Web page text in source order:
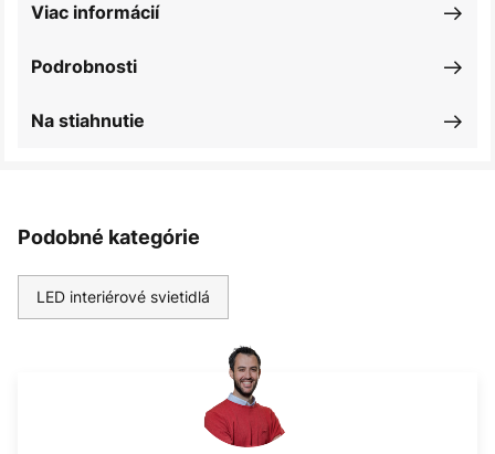
Podrobnosti
Viac informácií
Na stiahnutie
Podobné kategórie
LED interiérové svietidlá